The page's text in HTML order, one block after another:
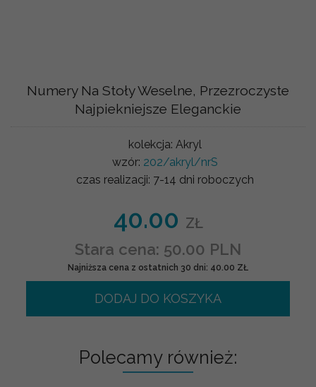
Numery Na Stoły Weselne, Przezroczyste
Najpiekniejsze Eleganckie
kolekcja: Akryl
wzór: 202/akryl/nrS
czas realizacji: 7-14 dni roboczych
40.00 ZŁ
Stara cena: 50.00 PLN
Najniższa cena z ostatnich 30 dni: 40.00 ZŁ
DODAJ DO KOSZYKA
Polecamy również: